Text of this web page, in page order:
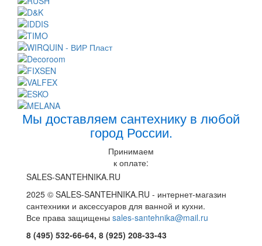
Мы доставляем сантехнику в любой
город России.
Принимаем
к оплате:
SALES-SANTEHNIKA.RU
2025 © SALES-SANTEHNIKA.RU - интернет-магазин
сантехники и аксессуаров для ванной и кухни.
Все права защищены sales-santehnika@mail.ru
8 (495) 532-66-64, 8 (925) 208-33-43